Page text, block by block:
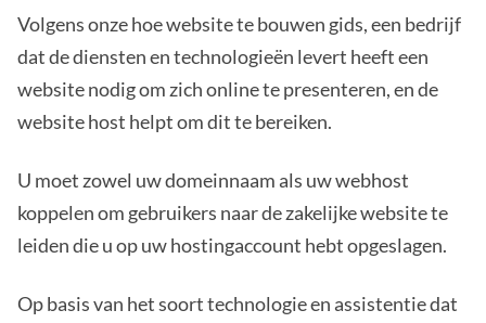
Volgens onze hoe website te bouwen gids, een bedrijf
dat de diensten en technologieën levert heeft een
website nodig om zich online te presenteren, en de
website host helpt om dit te bereiken.
U moet zowel uw domeinnaam als uw webhost
koppelen om gebruikers naar de zakelijke website te
leiden die u op uw hostingaccount hebt opgeslagen.
Op basis van het soort technologie en assistentie dat